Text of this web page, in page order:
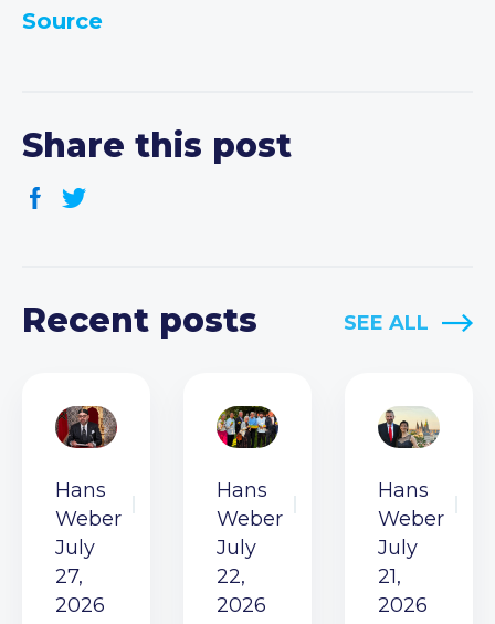
Source
Share this post
Recent posts SEE ALL
Hans
Weber
July
27,
2026
Hans
Weber
July
22,
2026
Hans
Weber
July
21,
2026